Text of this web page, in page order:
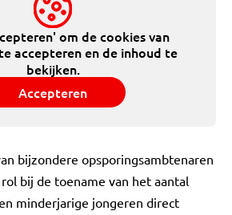
om de cookies van
te accepteren en de inhoud te
bekijken.
Accepteren
bijzondere opsporingsambtenaren
rol bij de toename van het aantal
minderjarige jongeren direct